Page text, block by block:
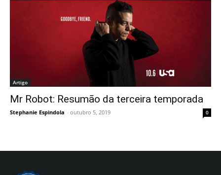
Artigo
Mr Robot: Resumão da terceira temporada
Stephanie Espindola - outubro 5, 2019 0